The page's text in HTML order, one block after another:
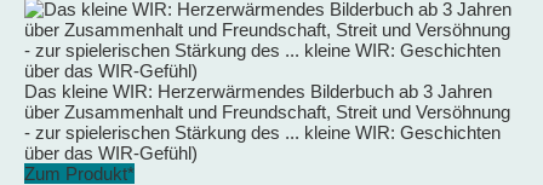
Das kleine WIR: Herzerwärmendes Bilderbuch ab 3 Jahren
über Zusammenhalt und Freundschaft, Streit und Versöhnung
- zur spielerischen Stärkung des ... kleine WIR: Geschichten
über das WIR-Gefühl)
Zum Produkt*